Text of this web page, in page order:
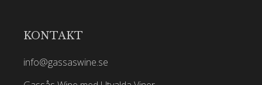
KONTAKT
info@gassaswine.se